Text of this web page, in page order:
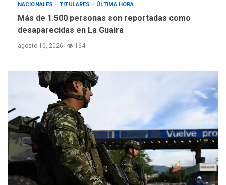
NACIONALES TITULARES ÚLTIMA HORA
Más de 1.500 personas son reportadas como
desaparecidas en La Guaira
agosto 10, 2026 164